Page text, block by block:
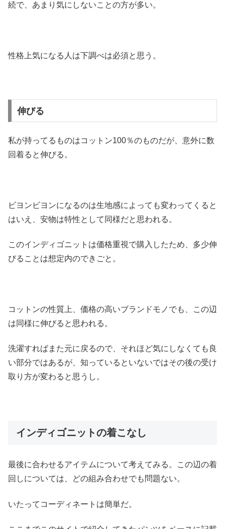
続で、あまり気にしないことの方が多い。
性格上気になる人は下調べは必須と思う。
伸びる
私が持ってるものはコットン100％のものだが、意外に数
回着ると伸びる。
ビヨンビヨンになるのは生地感によっても変わってくると
はいえ、安物は特性として同様だと思われる。
このインディゴニットは価格重視で購入したため、多少伸
びることは想定内のできごと。
コットンの性質上、価格の高いブランドモノでも、この辺
は同様に伸びると思われる。
洗濯すればまた元に戻るので、それほど気にしなくても良
い部分ではあるが、知っているといないではその後の受け
取り方が変わると思うし。
インディゴニットの着こなし
最後に合わせるアイテムについて考えてみる。この辺の着
回しについては、どの組み合わせでも問題ない。
いたってコーディネートは簡単だ。